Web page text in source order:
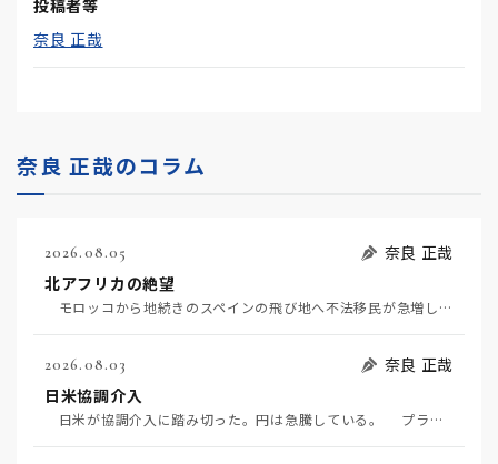
投稿者等
奈良 正哉
奈良 正哉のコラム
2026.08.05
奈良 正哉
北アフリカの絶望
モロッコから地続きのスペインの飛び地へ不法移民が急増していて、当地の大問題となっている。「海を泳い…
2026.08.03
奈良 正哉
日米協調介入
日米が協調介入に踏み切った。円は急騰している。 プラザ合意以降、協調介入は為替相場の転機になって…